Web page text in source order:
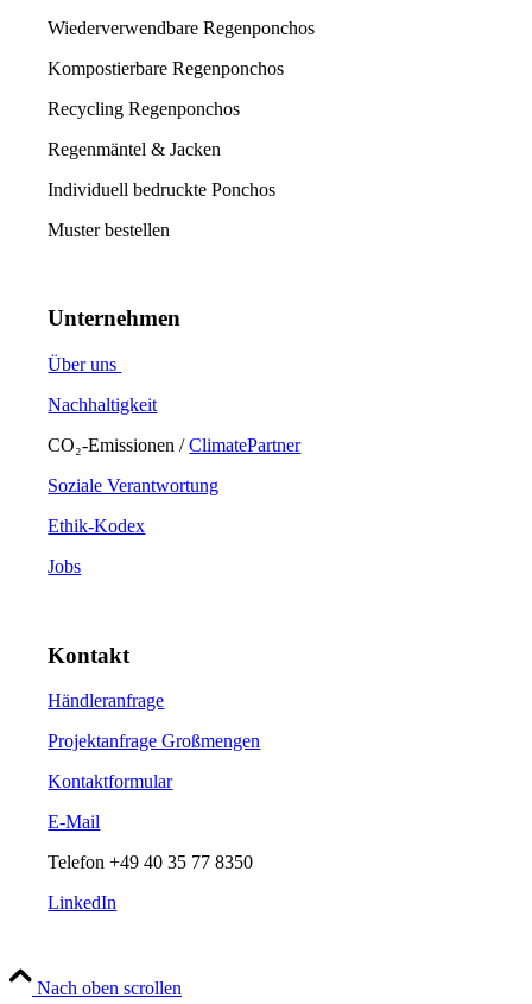
Wiederverwendbare Regenponchos
Kompostierbare Regenponchos
Recycling Regenponchos
Regenmäntel & Jacken
Individuell bedruckte Ponchos
Muster bestellen
Unternehmen
Über uns
Nachhaltigkeit
CO₂-Emissionen /ClimatePartner
Soziale Verantwortung
Ethik-Kodex
Jobs
Kontakt
Händleranfrage
Projektanfrage Großmengen
Kontaktformular
E-Mail
Telefon+49 40 35 77 8350
LinkedIn
Nach oben scrollen